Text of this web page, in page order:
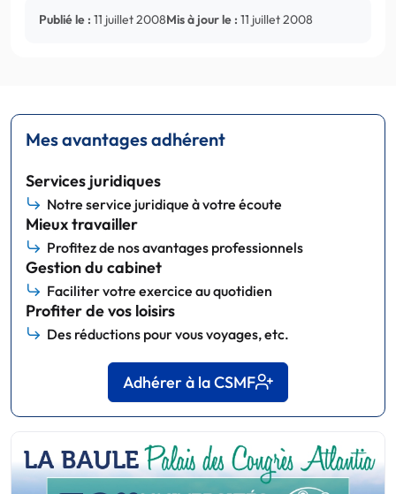
Publié le : 11 juillet 2008Mis à jour le : 11 juillet 2008
Mes avantages adhérent
Services juridiques
Notre service juridique à votre écoute
Mieux travailler
Profitez de nos avantages professionnels
Gestion du cabinet
Faciliter votre exercice au quotidien
Profiter de vos loisirs
Des réductions pour vous voyages, etc.
Adhérer à la CSMF